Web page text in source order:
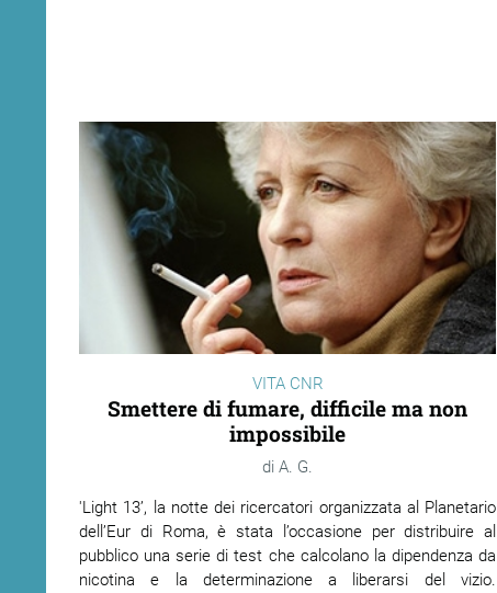
VITA CNR
Smettere di fumare, difficile ma non
impossibile
A. G.
'Light 13’, la notte dei ricercatori organizzata al Planetario
dell’Eur di Roma, è stata l’occasione per distribuire al
pubblico una serie di test che calcolano la dipendenza da
nicotina e la determinazione a liberarsi del vizio.